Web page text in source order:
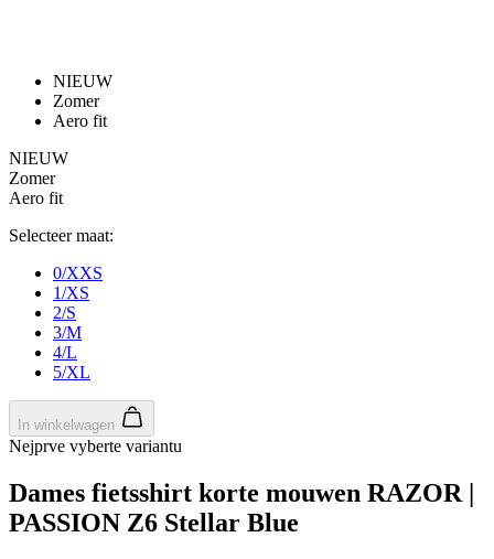
NIEUW
Zomer
Aero fit
NIEUW
Zomer
Aero fit
Selecteer maat:
0/XXS
1/XS
2/S
3/M
4/L
5/XL
In winkelwagen
Nejprve vyberte variantu
Dames fietsshirt korte mouwen RAZOR |
PASSION Z6 Stellar Blue